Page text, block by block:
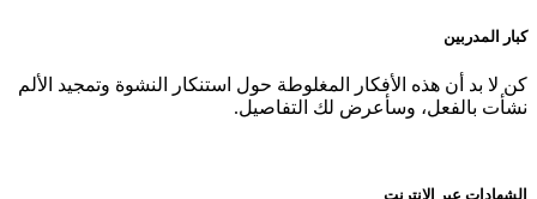
كبار المدربين
كن لا بد أن هذه الأفكار المغلوطة حول استنكار النشوة وتمجيد الألم
نشأت بالفعل، وسأعرض لك التفاصيل.
الشهادات عبر الإنترنت